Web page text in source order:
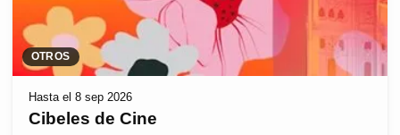
OTROS
Hasta el 8 sep 2026
Cibeles de Cine